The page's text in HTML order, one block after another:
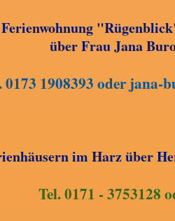
über Frau Jana
0173 1908393 oder jana-
im Harz über
Tel. 0171 - 3753128